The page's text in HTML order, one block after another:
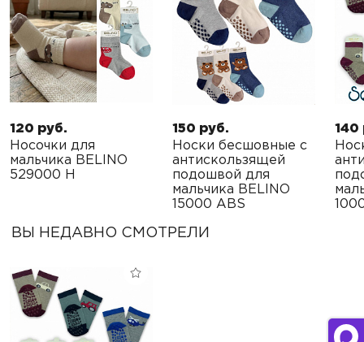
120 руб.
Носочки для
мальчика BELINO
529000 H
150 руб.
Носки бесшовные с
антискользящей
подошвой для
мальчика BELINO
15000 ABS
140
ВЫ НЕДАВНО СМОТРЕЛИ